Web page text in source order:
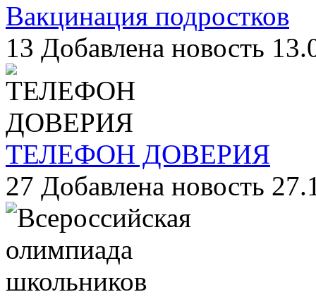
Вакцинация подростков
13 Добавлена новость
ТЕЛЕФОН ДОВЕРИЯ
27 Добавлена новость